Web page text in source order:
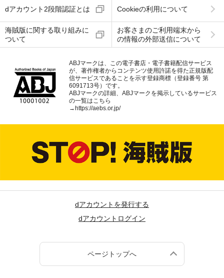
dアカウント2段階認証とは Cookieの利用について
海賊版に関する取り組みに
ついて
お客さまのご利用端末から
の情報の外部送信について
ABJマークは、この電子書店・電子書籍配信サービス
が、著作権者からコンテンツ使用許諾を得た正規版配
信サービスであることを示す登録商標（登録番号 第
6091713号）です。
ABJマークの詳細、ABJマークを掲示しているサービス
の一覧はこちら
→https://aebs.or.jp/
dアカウントを発行する
dアカウントログイン
ページトップへ